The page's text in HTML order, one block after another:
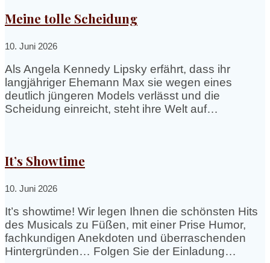
Meine tolle Scheidung
10. Juni 2026
Als Angela Kennedy Lipsky erfährt, dass ihr
langjähriger Ehemann Max sie wegen eines
deutlich jüngeren Models verlässt und die
Scheidung einreicht, steht ihre Welt auf…
It’s Showtime
10. Juni 2026
It’s showtime! Wir legen Ihnen die schönsten Hits
des Musicals zu Füßen, mit einer Prise Humor,
fachkundigen Anekdoten und überraschenden
Hintergründen… Folgen Sie der Einladung…